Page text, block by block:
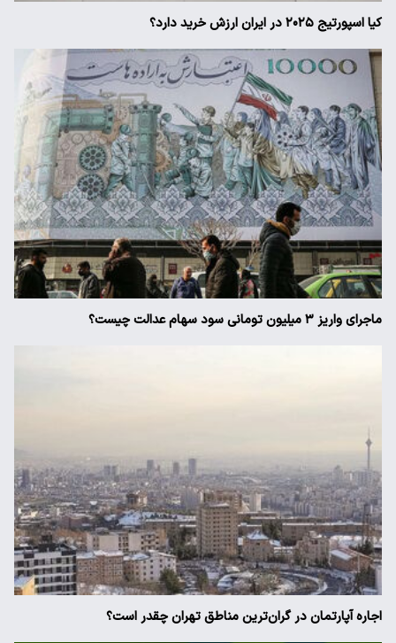
کیا اسپورتیج ۲۰۲۵ در ایران ارزش خرید دارد؟
ماجرای واریز ۳ میلیون تومانی سود سهام عدالت چیست؟
اجاره آپارتمان در گران‌ترین مناطق تهران چقدر است؟